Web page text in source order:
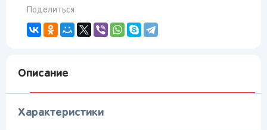
Описание
Характеристики
Поделиться